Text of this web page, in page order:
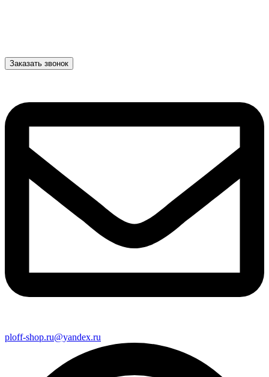
Заказать звонок
ploff-shop.ru@yandex.ru